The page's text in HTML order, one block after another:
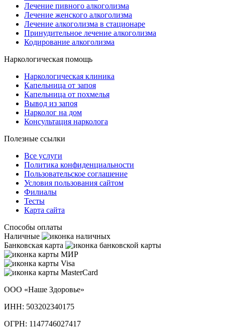
Лечение пивного алкоголизма
Лечение женского алкоголизма
Лечение алкоголизма в стационаре
Принудительное лечение алкоголизма
Кодирование алкоголизма
Наркологическая помощь
Наркологическая клиника
Капельница от запоя
Капельница от похмелья
Вывод из запоя
Нарколог на дом
Консультация нарколога
Полезные ссылки
Все услуги
Политика конфиденциальности
Пользовательское cоглашение
Условия пользования сайтом
Филиалы
Тесты
Карта сайта
Способы оплаты
Наличные
Банковская карта
ООО «Наше Здоровье»
ИНН: 503202340175
ОГРН: 1147746027417